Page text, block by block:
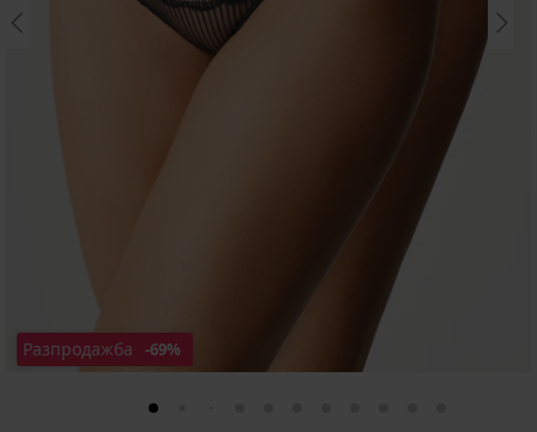
Разпродажба -69%